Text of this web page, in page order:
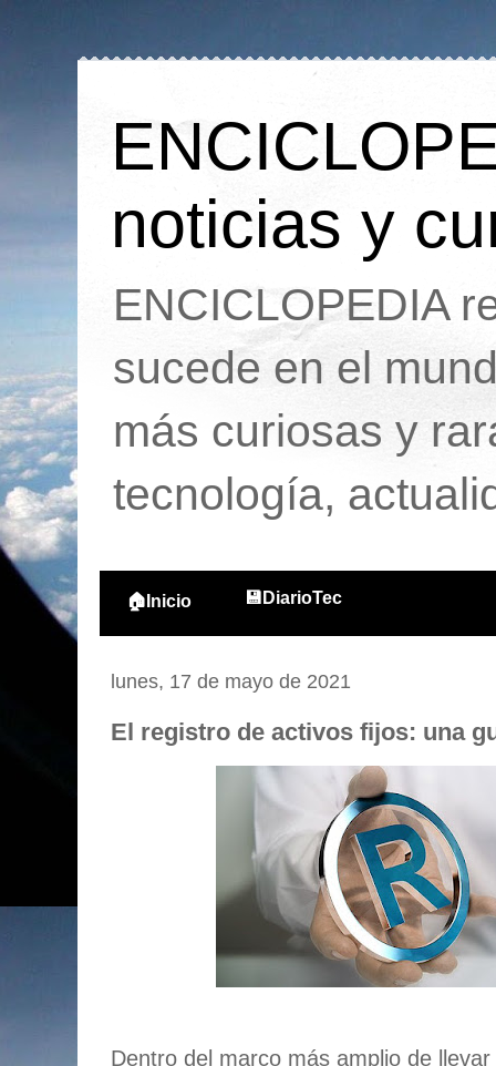
noticias y
ENCICLOPEDIA
sucede en el
más curiosas y
tecnología,
🏠Inicio 💾DiarioTec
lunes, 17 de mayo de 2021
El registro de activos fijos: una
Dentro del marco más amplio de